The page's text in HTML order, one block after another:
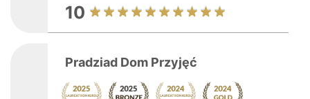
10
Pradziad Dom Przyjęć